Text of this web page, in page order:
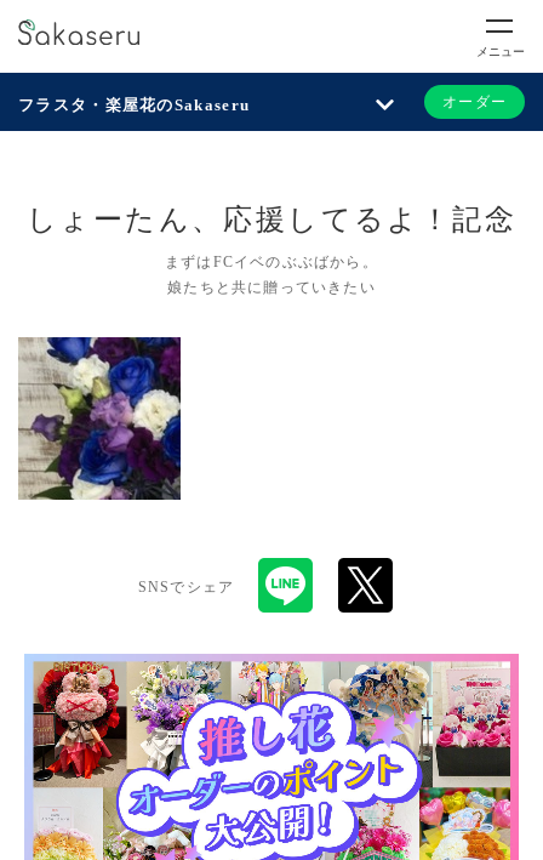
メニュー
フラスタ・楽屋花のSakaseru オーダー
しょーたん、応援してるよ！記念
まずはFCイベのぶぶばから。
娘たちと共に贈っていきたい
SNSでシェア